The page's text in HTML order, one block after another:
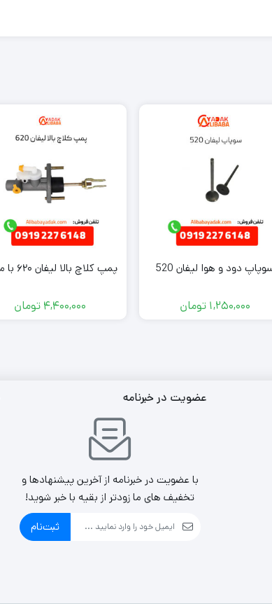
دود و هوا لیفان 520
1,250,000 تومان
پمپ کلاچ بالا لیفان ۶۲۰ با مخزن
4,400,000 تومان
عضویت در خبرنامه
با عضویت در خبرنامه از آخرین پیشنهادها و
تخفیف های ما زودتر از بقیه با خبر شوید!
ثبت‌نام